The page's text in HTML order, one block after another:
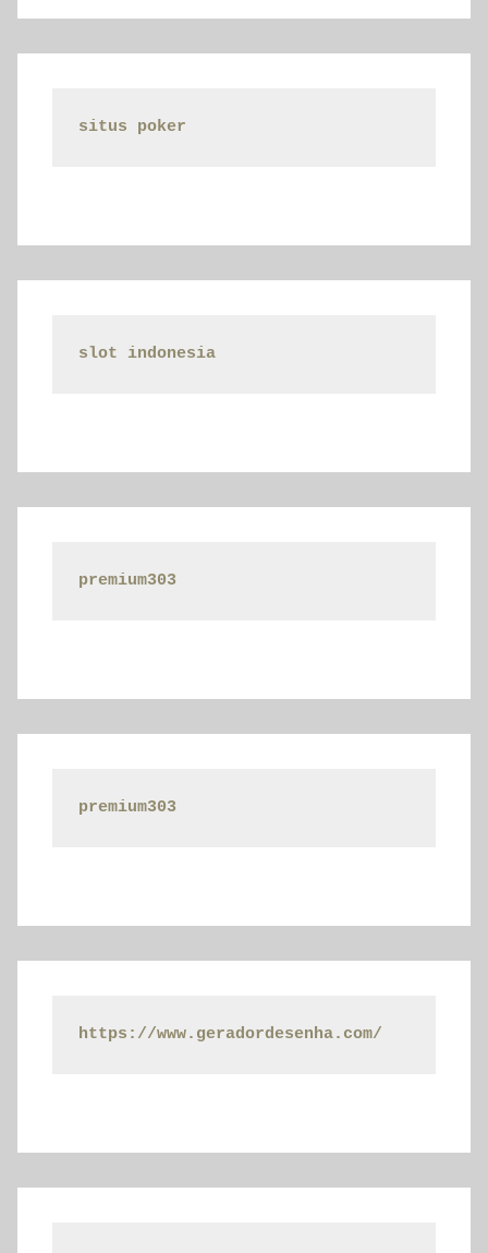
situs poker
slot indonesia
premium303
premium303
https://www.geradordesenha.com/